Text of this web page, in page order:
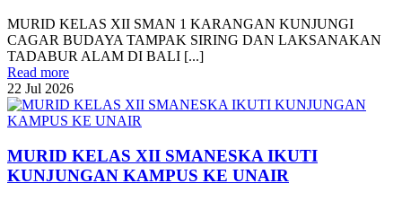
MURID KELAS XII SMAN 1 KARANGAN KUNJUNGI
CAGAR BUDAYA TAMPAK SIRING DAN LAKSANAKAN
TADABUR ALAM DI BALI [...]
Read more
22 Jul 2026
MURID KELAS XII SMANESKA IKUTI
KUNJUNGAN KAMPUS KE UNAIR